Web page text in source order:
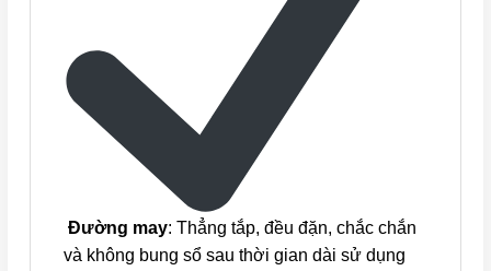
Đường may: Thẳng tắp, đều đặn, chắc chắn
và không bung sổ sau thời gian dài sử dụng